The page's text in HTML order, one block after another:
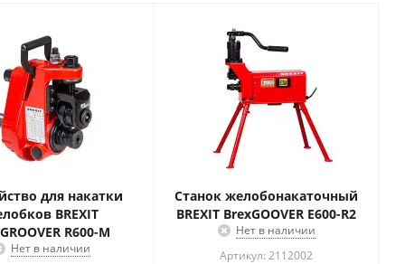
для накатки
BREXIT
R600-M
Нет в наличии
Станок желобонакаточный
BREXIT BrexGOOVER E600-R2
Нет в наличии
Артикул: 2112002